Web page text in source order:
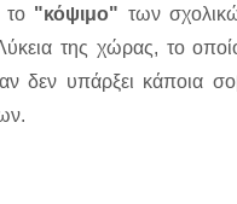
το "κόψιμο" των
της χώρας, το οποίο
δεν υπάρξει κάποια